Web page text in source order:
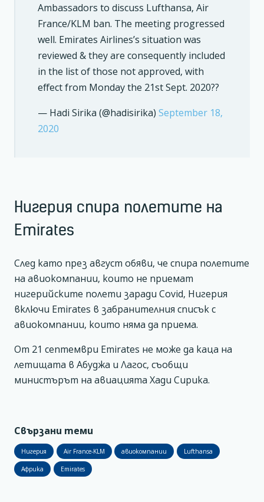
Ambassadors to discuss Lufthansa, Air
France/KLM ban. The meeting progressed
well. Emirates Airlines’s situation was
reviewed & they are consequently included
in the list of those not approved, with
effect from Monday the 21st Sept. 2020??
— Hadi Sirika (@hadisirika) September 18,
2020
Нигерия спира полетите на
Emirates
След като през август обяви, че спира полетите
на авиокомпании, които не приемат
нигерийските полети заради Covid, Нигерия
включи Emirates в забранителния списък с
авиокомпании, които няма да приема.
От 21 септември Emirates не може да каца на
летищата в Абуджа и Лагос, съобщи
министърът на авиацията Хади Сирика.
Свързани теми
Нигерия Air France-KLM авиокомпании Lufthansa
Африка Emirates